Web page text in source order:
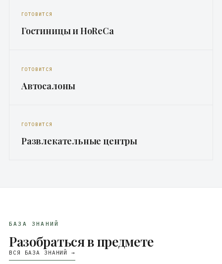
ГОТОВИТСЯ
Гостиницы и HoReCa
ГОТОВИТСЯ
Автосалоны
ГОТОВИТСЯ
Развлекательные центры
БАЗА ЗНАНИЙ
Разобраться в предмете
ВСЯ БАЗА ЗНАНИЙ →